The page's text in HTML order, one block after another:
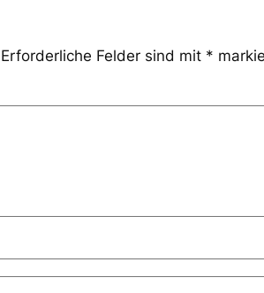
Erforderliche Felder sind mit *